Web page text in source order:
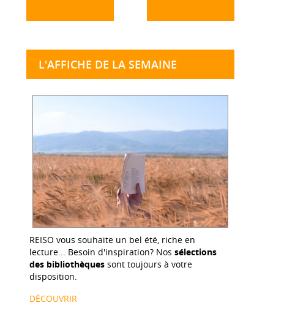
L'AFFICHE DE LA SEMAINE
REISO vous souhaite un bel été, riche en
lecture... Besoin d'inspiration? Nos sélections
des bibliothèques sont toujours à votre
disposition.
DÉCOUVRIR